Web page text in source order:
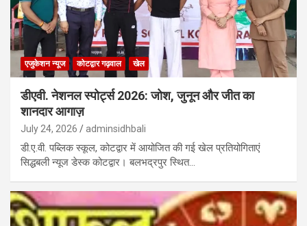
एजुकेशन न्‍यूज कोटद्वार गढ़वाल खेल
डीएवी. नेशनल स्पोर्ट्स 2026: जोश, जुनून और जीत का
शानदार आगाज़
July 24, 2026 adminsidhbali
डी.ए.वी. पब्लिक स्कूल, कोटद्वार में आयोजित की गई खेल प्रतियोगिताएं
सिद्धबली न्यूज डेस्क कोटद्वार। बलभद्रपुर स्थित…